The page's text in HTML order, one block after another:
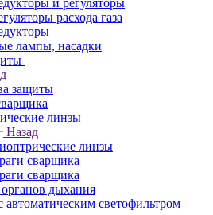
и регуляторы
расхода газа
лампы, насадки
защиты
линзы
Назад
линзы
сварщика
сварщика
дыхания
автоматическим светофильтром